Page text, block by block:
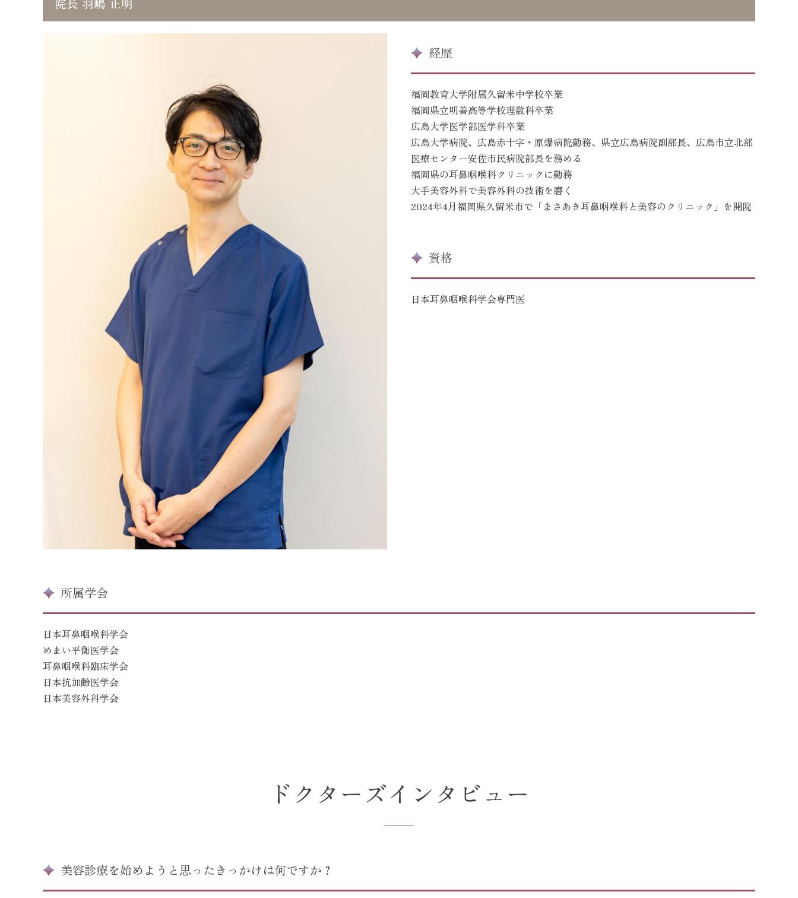
経歴
福岡教育大学附属久留米中学校卒業
福岡県立明善高等学校理数科卒業
広島大学医学部医学科卒業
広島大学病院、広島赤十字・原爆病院勤務、県立広島病院副部長、広島市立北部
医療センター安佐市民病院部長を務める
福岡県の耳鼻咽喉科クリニックに勤務
大手美容外科で美容外科の技術を磨く
2024年4月福岡県久留米市で「まさあき耳鼻咽喉科と美容のクリニック」を開院
資格
日本耳鼻咽喉科学会専門医
所属学会
日本耳鼻咽喉科学会
めまい平衡医学会
耳鼻咽喉科臨床学会
日本抗加齢医学会
日本美容外科学会
ドクターズインタビュー
美容診療を始めようと思ったきっかけは何ですか？